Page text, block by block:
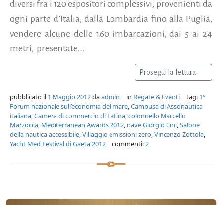
diversi fra i 120 espositori complessivi, provenienti da
ogni parte d’Italia, dalla Lombardia fino alla Puglia,
vendere alcune delle 160 imbarcazioni, dai 5 ai 24
metri, presentate...
Prosegui la lettura
pubblicato il 1 Maggio 2012daadmin | in Regate & Eventi | tag: 1°
Forum nazionale sull’economia del mare,Cambusa di Assonautica
italiana,Camera di commercio di Latina,colonnello Marcello
Marzocca, Mediterranean Awards 2012, nave Giorgio Cini,Salone
della nautica accessibile,Villaggio emissioni zero,Vincenzo Zottola,
Yacht Med Festival di Gaeta 2012 | commenti:2